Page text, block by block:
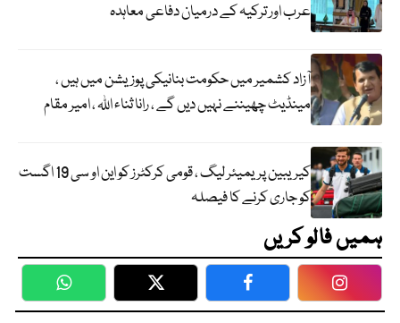
عرب اور ترکیہ کے درمیان دفاعی معاہدہ
آزاد کشمیر میں حکومت بنانیکی پوزیشن میں ہیں ،
مینڈیٹ چھیننے نہیں دیں گے ، رانا ثناء اللہ ، امیر مقام
کیریبین پریمیئر لیگ ، قومی کرکٹرز کو این او سی 19 اگست
کو جاری کرنے کا فیصلہ
ہمیں فالو کریں
WhatsApp Twitter Facebook